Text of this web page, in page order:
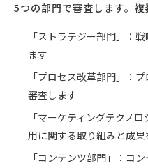
5つの部門で審査します。複
「ストラテジー部門」：
ます
「プロセス改革部門」：
審査します
「マーケティングテクノ
用に関する取り組みと成
「コンテンツ部門」：コ